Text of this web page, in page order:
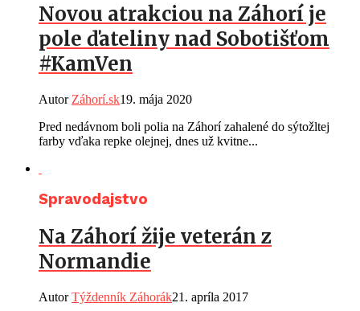
Novou atrakciou na Záhorí je
pole ďateliny nad Sobotišťom
#KamVen
Autor Záhorí.sk19. mája 2020
Pred nedávnom boli polia na Záhorí zahalené do sýtožltej
farby vďaka repke olejnej, dnes už kvitne...
Spravodajstvo
Na Záhorí žije veterán z
Normandie
AutorTýždenník Záhorák21. apríla 2017